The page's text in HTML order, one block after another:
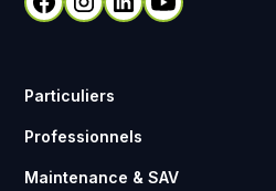
Particuliers
Professionnels
Maintenance & SAV